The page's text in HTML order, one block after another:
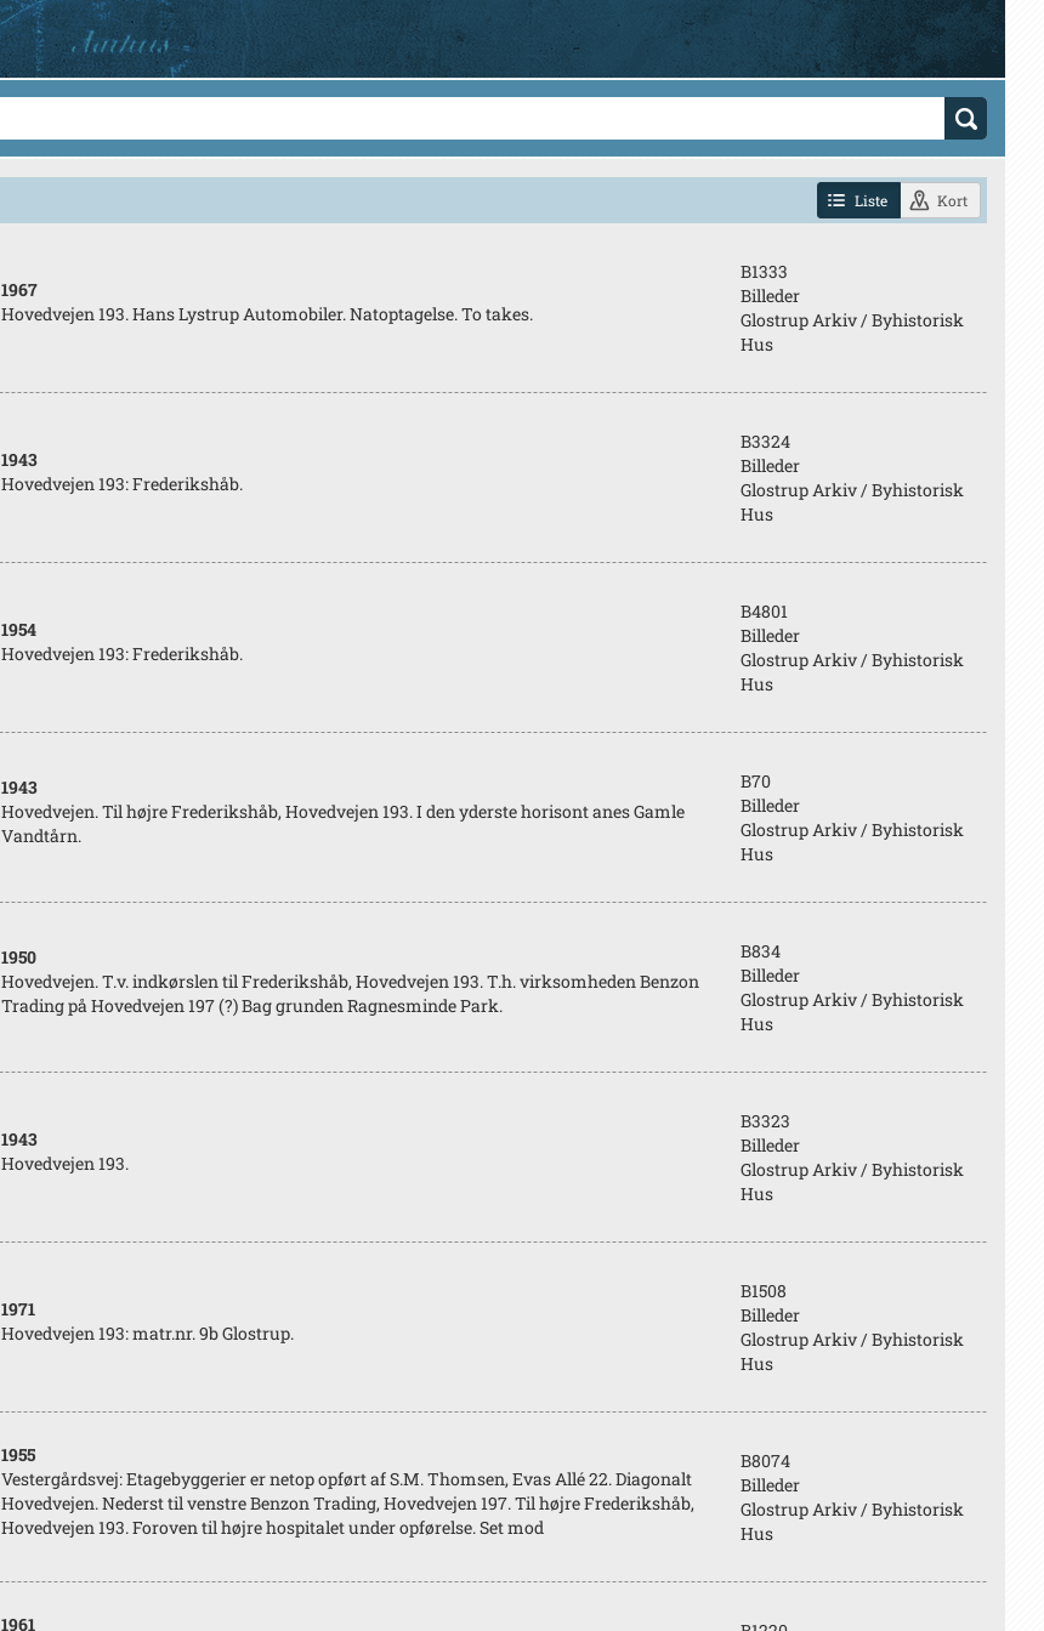
Liste Kort
1967
Hovedvejen 193. Hans Lystrup Automobiler. Natoptagelse. To takes.
B1333
Billeder
Glostrup Arkiv / Byhistorisk
Hus
1943
Hovedvejen 193: Frederikshåb.
B3324
Billeder
Glostrup Arkiv / Byhistorisk
Hus
1954
Hovedvejen 193: Frederikshåb.
B4801
Billeder
Glostrup Arkiv / Byhistorisk
Hus
1943
Hovedvejen. Til højre Frederikshåb, Hovedvejen 193. I den yderste horisont anes Gamle
Vandtårn.
B70
Billeder
Glostrup Arkiv / Byhistorisk
Hus
1950
Hovedvejen. T.v. indkørslen til Frederikshåb, Hovedvejen 193. T.h. virksomheden Benzon
Trading på Hovedvejen 197 (?) Bag grunden Ragnesminde Park.
B834
Billeder
Glostrup Arkiv / Byhistorisk
Hus
1943
Hovedvejen 193.
B3323
Billeder
Glostrup Arkiv / Byhistorisk
Hus
1971
Hovedvejen 193: matr.nr. 9b Glostrup.
B1508
Billeder
Glostrup Arkiv / Byhistorisk
Hus
1955
Vestergårdsvej: Etagebyggerier er netop opført af S.M. Thomsen, Evas Allé 22. Diagonalt
Hovedvejen. Nederst til venstre Benzon Trading, Hovedvejen 197. Til højre Frederikshåb,
Hovedvejen 193. Foroven til højre hospitalet under opførelse. Set mod
B8074
Billeder
Glostrup Arkiv / Byhistorisk
Hus
1961